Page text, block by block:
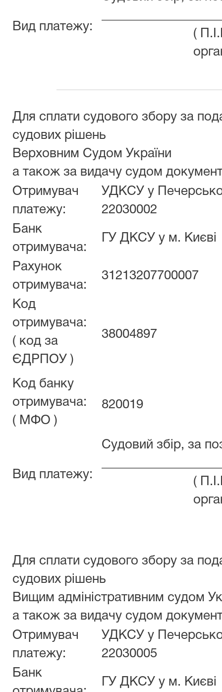
Вид платежу:
(
Для сплати судового збору за
судових рішень
Верховним Судом України
а також за видачу судом
Отримувач
платежу:
УДКСУ у
22030002
Банк
отримувача:
ГУ ДКСУ у м. Києві
Рахунок
отримувача:
31213207700007
Код
отримувача:
( код за
ЄДРПОУ )
38004897
Код банку
отримувача:
( МФО )
820019
Вид платежу:
Судовий збір, за
(
Для сплати судового збору за
судових рішень
Вищим адміністративним судом
а також за видачу судом
Отримувач
платежу:
УДКСУ у
22030005
Банк
ГУ ДКСУ у м. Києві